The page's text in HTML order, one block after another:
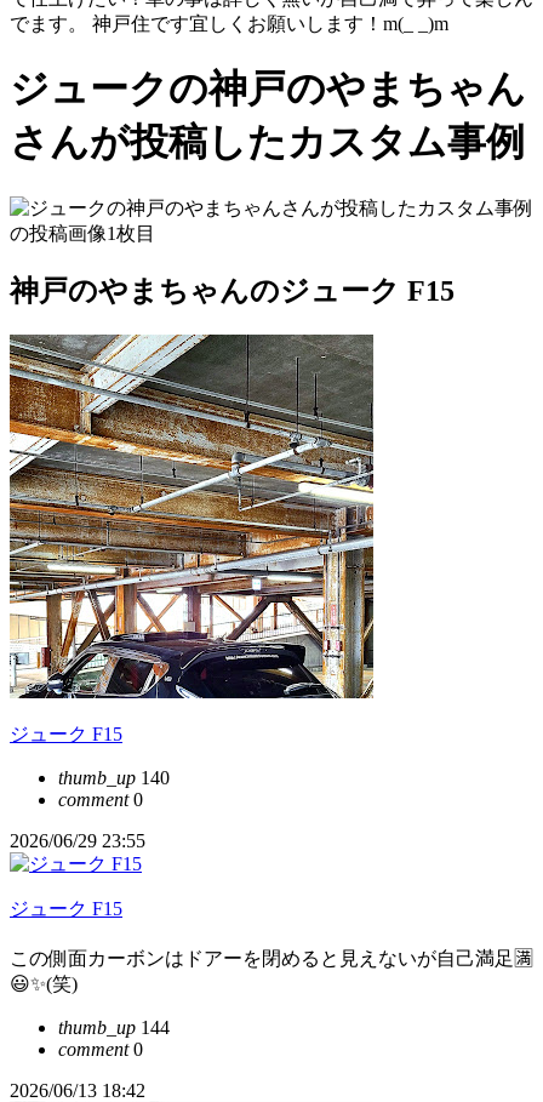
でます。 神戸住です宜しくお願いします！m(_ _)m
ジュークの神戸のやまちゃん
さんが投稿したカスタム事例
神戸のやまちゃんのジューク F15
ジューク F15
thumb_up 140
comment0
2026/06/29 23:55
ジューク F15
この側面カーボンはドアーを閉めると見えないが自己満足🈵
😃✨(笑)
thumb_up 144
comment0
2026/06/13 18:42